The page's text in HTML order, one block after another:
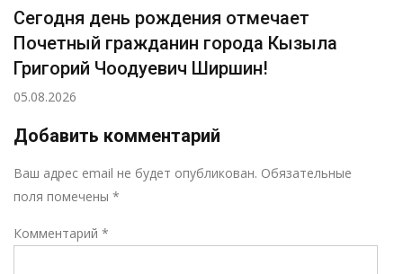
Сегодня день рождения отмечает
Почетный гражданин города Кызыла
Григорий Чоодуевич Ширшин!
05.08.2026
Добавить комментарий
Ваш адрес email не будет опубликован. Обязательные
поля помечены *
Комментарий *